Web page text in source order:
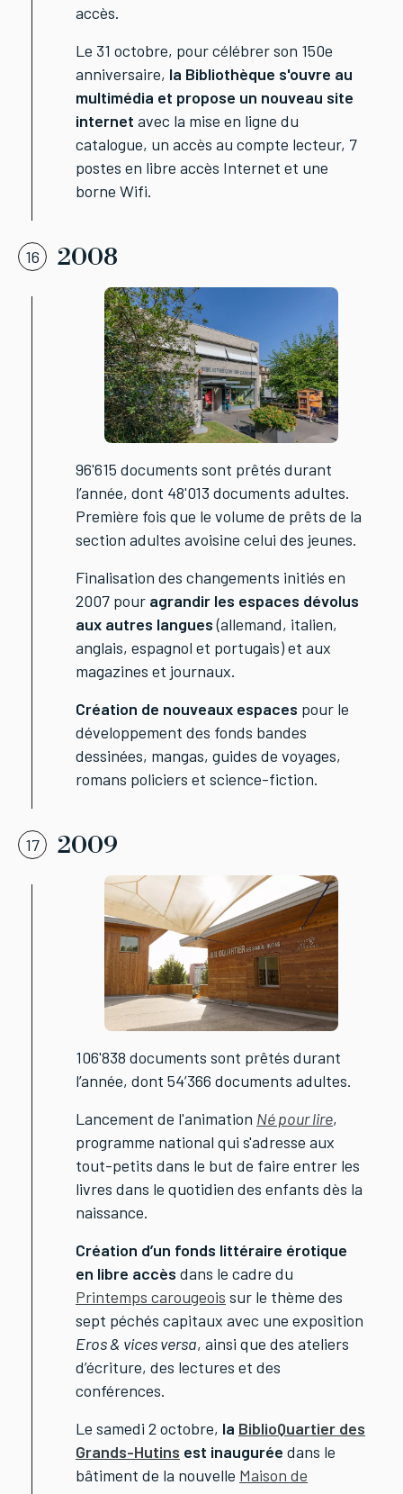
accès.
Le 31 octobre, pour célébrer son 150e
anniversaire, la Bibliothèque s'ouvre au
multimédia et propose un nouveau site
internet avec la mise en ligne du
catalogue, un accès au compte lecteur, 7
postes en libre accès Internet et une
borne Wifi.
16 2008
96'615 documents sont prêtés durant
l’année, dont 48'013 documents adultes.
Première fois que le volume de prêts de la
section adultes avoisine celui des jeunes.
Finalisation des changements initiés en
2007 pour agrandir les espaces dévolus
aux autres langues(allemand, italien,
anglais, espagnol et portugais) et aux
magazines et journaux.
Création de nouveaux espaces pour le
développement des fonds bandes
dessinées, mangas, guides de voyages,
romans policiers et science-fiction.
17 2009
106'838 documents sont prêtés durant
l’année, dont 54’366 documents adultes.
Lancement de l'animation Né pour lire,
programme national qui s'adresse aux
tout-petits dans le but de faire entrer les
livres dans le quotidien des enfants dès la
naissance.
Création d’un fonds littéraire érotique
en libre accès dans le cadre du
Printemps carougeois sur le thème des
sept péchés capitaux avec une exposition
Eros & vices versa, ainsi que des ateliers
d’écriture, des lectures et des
conférences.
Le samedi 2 octobre, la BiblioQuartier des
Grands-Hutins est inaugurée dans le
bâtiment de la nouvelle Maison de